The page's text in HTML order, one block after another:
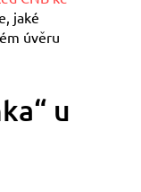
jaké
úvěru
u